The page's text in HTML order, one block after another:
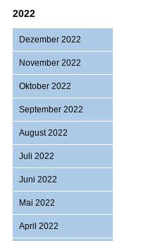
2022
Dezember 2022
November 2022
Oktober 2022
September 2022
August 2022
Juli 2022
Juni 2022
Mai 2022
April 2022